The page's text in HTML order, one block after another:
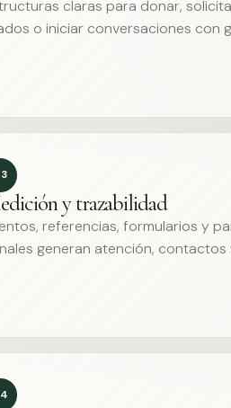
claras para donar,
o iniciar conversaciones con
y trazabilidad
referencias, formularios y
generan atención, contactos